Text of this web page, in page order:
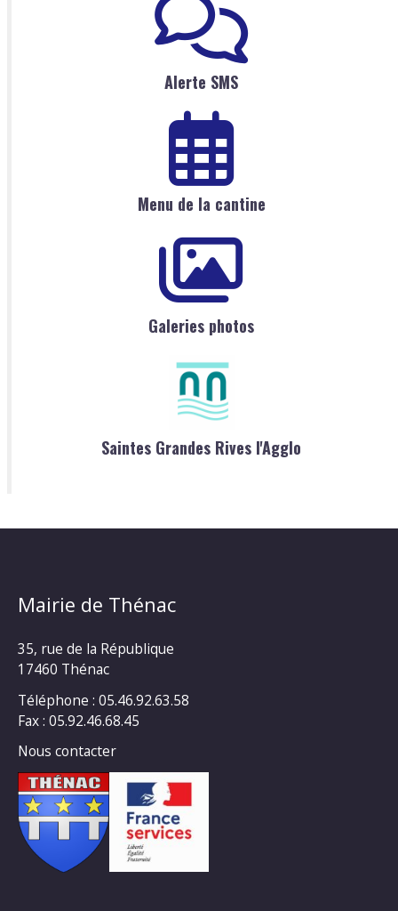
Alerte SMS
Menu de la cantine
Galeries photos
Saintes Grandes Rives l'Agglo
Mairie de Thénac
35, rue de la République
17460 Thénac
Téléphone : 05.46.92.63.58
Fax : 05.92.46.68.45
Nous contacter